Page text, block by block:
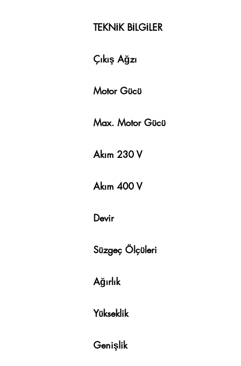
TEKNİK
Çıkış
Motor Gücü
Max. Motor
Akım 230
Akım 400 V
Devir
Süzgeç Ölçüleri
Ağırlık
Yükseklik
Genişlik